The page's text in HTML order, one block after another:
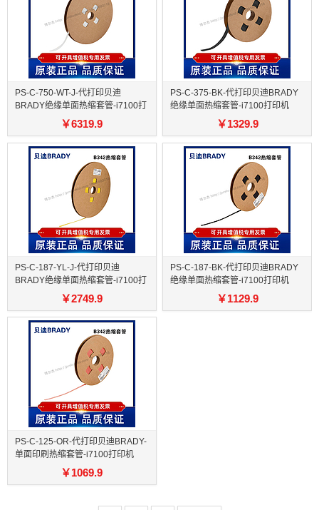
PS-C-750-WT-J-代打印贝迪
BRADY绝缘单面热缩套管-i7100打
￥6319.9
PS-C-375-BK-代打印贝迪BRADY
绝缘单面热缩套管-i7100打印机
￥1329.9
PS-C-187-YL-J-代打印贝迪
BRADY绝缘单面热缩套管-i7100打
￥2749.9
PS-C-187-BK-代打印贝迪BRADY
绝缘单面热缩套管-i7100打印机
￥1129.9
PS-C-125-OR-代打印贝迪BRADY-
单面印刷热缩套管-i7100打印机
￥1069.9